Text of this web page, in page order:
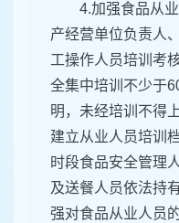
4.加强食品从
产经营单位负责人
工操作人员培训考
全集中培训不少于
明，未经培训不得
建立从业人员培训
时段食品安全管理
及送餐人员依法持
强对食品从业人员